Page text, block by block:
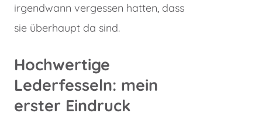
irgendwann vergessen hatten, dass
sie überhaupt da sind.
Hochwertige
Lederfesseln: mein
erster Eindruck